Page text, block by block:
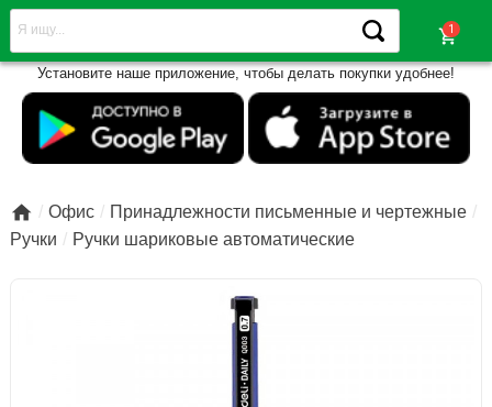
shopping_cart
Установите наше приложение, чтобы делать покупки удобнее!
 Офис
Принадлежности письменные и чертежные
Ручки
Ручки шариковые автоматические